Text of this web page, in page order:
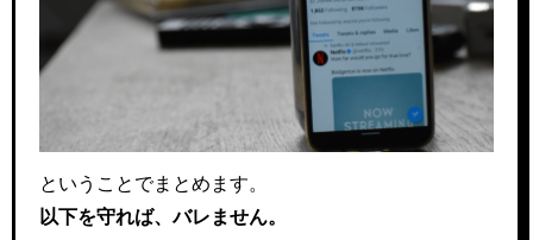
ということでまとめます。
以下を守れば、バレません。